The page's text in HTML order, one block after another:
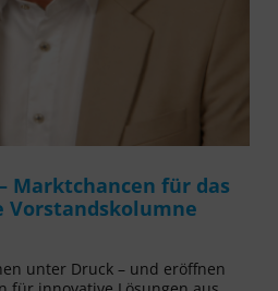
Marktchancen für das
Vorstandskolumne
unter Druck – und eröffnen